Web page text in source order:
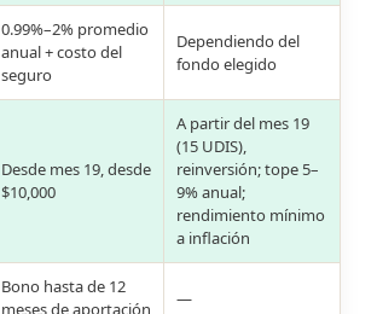
0.99%–2% promedio
anual + costo del
seguro
Dependiendo del
fondo elegido
Desde mes 19, desde
$10,000
A partir del mes 19
(15 UDIS),
reinversión; tope 5–
9% anual;
rendimiento mínimo
a inflación
Bono hasta de 12
meses de aportación
—